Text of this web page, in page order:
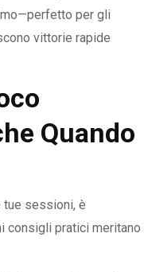
per gli
vittorie rapide
Quando
tue sessioni, è
consigli pratici meritano